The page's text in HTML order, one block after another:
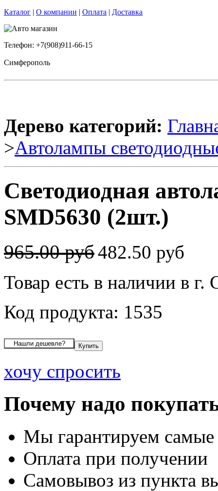
Каталог | О компании | Оплата | Доставка
Телефон: +7(908)911-66-15
Симферополь
Дерево категорий:
>Автолампы
Светодиодная
SMD5630 (2шт.)
965.00 руб482.50 руб
Товар есть в наличии в
Код продукта: 1535
хочу спросить
Почему надо
Мы гарантируем
Оплата при получении
Самовывоз из пункта